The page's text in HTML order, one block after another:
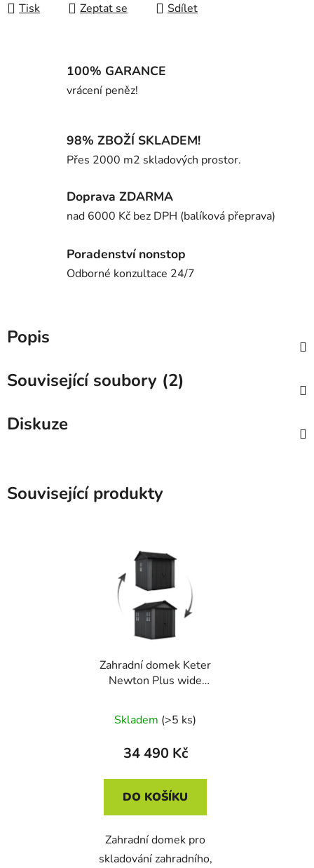
Tisk Zeptat se Sdílet
100% GARANCE
vrácení peněz!
98% ZBOŽÍ SKLADEM!
Přes 2000 m2 skladových prostor.
Doprava ZDARMA
nad 6000 Kč bez DPH (balíková přeprava)
Poradenství nonstop
Odborné konzultace 24/7
Popis
Související soubory (2)
Diskuze
Související produkty
Zahradní domek Keter
Newton Plus wide
Skladem (>5 ks)
34 490 Kč
DO KOŠÍKU
Zahradní domek pro
skladování zahradního,